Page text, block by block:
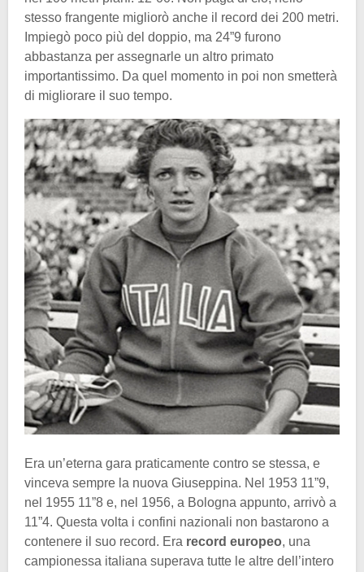
stesso frangente migliorò anche il record dei 200 metri.
Impiegò poco più del doppio, ma 24”9 furono
abbastanza per assegnarle un altro primato
importantissimo. Da quel momento in poi non smetterà
di migliorare il suo tempo.
Era un’eterna gara praticamente contro se stessa, e
vinceva sempre la nuova Giuseppina. Nel 1953 11”9,
nel 1955 11”8 e, nel 1956, a Bologna appunto, arrivò a
11”4. Questa volta i confini nazionali non bastarono a
contenere il suo record. Era record europeo, una
campionessa italiana superava tutte le altre dell’intero